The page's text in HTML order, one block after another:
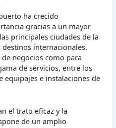
ha crecido
gracias a un mayor
principales ciudades de la
internacionales.
negocios como para
de servicios, entre los
equipajes e instalaciones de
el trato eficaz y la
de un amplio